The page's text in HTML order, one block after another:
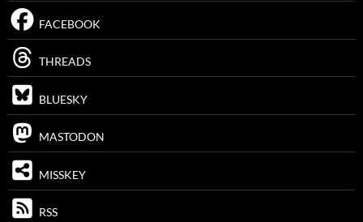
FACEBOOK
THREADS
BLUESKY
MASTODON
MISSKEY
RSS